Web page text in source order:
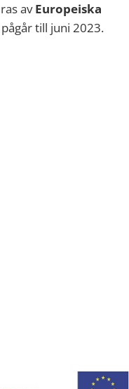
avEuropeiska
till juni 2023.